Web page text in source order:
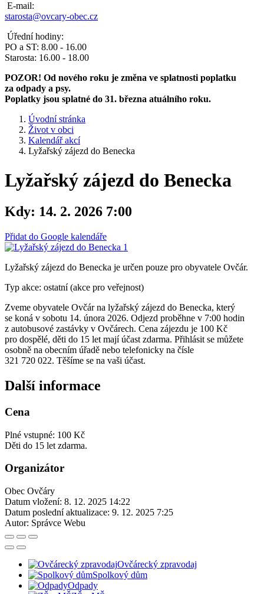
E-mail:
starosta@ovcary-obec.cz
Úřední hodiny:
PO a ST: 8.00 - 16.00
Starosta: 16.00 - 18.00
POZOR! Od nového roku je změna ve splatnosti poplatku
za odpady a psy.
Poplatky jsou splatné do 31. března atuálního roku.
Úvodní stránka
Život v obci
Kalendář akcí
Lyžařský zájezd do Benecka
Lyžařský zájezd do Benecka
Kdy: 14. 2. 2026 7:00
Přidat do Google kalendáře
Lyžařský zájezd do Benecka je určen pouze pro obyvatele Ovčár.
Typ akce: ostatní (akce pro veřejnost)
Zveme obyvatele Ovčár na lyžařský zájezd do Benecka, který
se koná v sobotu 14. února 2026. Odjezd proběhne v 7:00 hodin
z autobusové zastávky v Ovčárech. Cena zájezdu je 100 Kč
pro dospělé, děti do 15 let mají účast zdarma. Přihlásit se můžete
osobně na obecním úřadě nebo telefonicky na čísle
321 720 022. Těšíme se na vaši účast.
Další informace
Cena
Plné vstupné: 100 Kč
Děti do 15 let zdarma.
Organizátor
Obec Ovčáry
Datum vložení: 8. 12. 2025 14:22
Datum poslední aktualizace: 9. 12. 2025 7:25
Autor: Správce Webu
Ovčárecký zpravodaj
Spolkový dům
Odpady